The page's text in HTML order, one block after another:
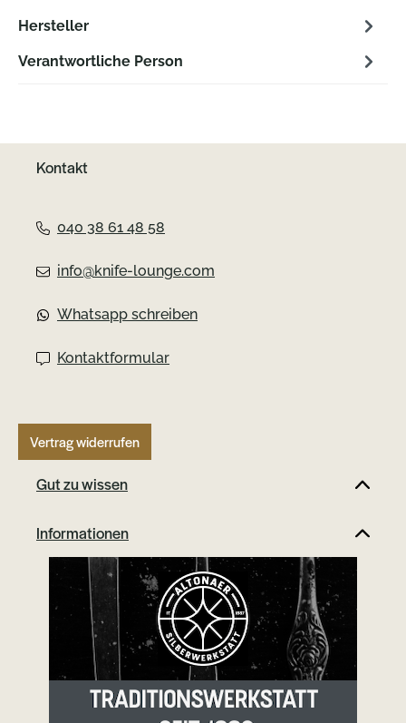
Hersteller
Verantwortliche Person
Kontakt
040 38 61 48 58
info@knife-lounge.com
Whatsapp schreiben
Kontaktformular
Vertrag widerrufen
Gut zu wissen
Informationen